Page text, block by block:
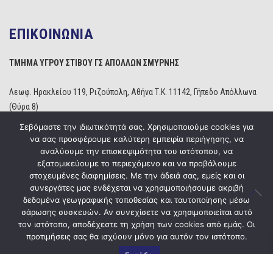
ΕΠΙΚΟΙΝΩΝΙΑ
ΤΜΗΜΑ ΥΓΡΟΥ ΣΤΙΒΟΥ ΓΣ ΑΠΟΛΛΩΝ ΣΜΥΡΝΗΣ
Λεωφ. Ηρακλείου 119, Ριζούπολη, Αθήνα Τ.Κ. 11142, Γήπεδο Απόλλωνα
(Θύρα 8)
Email:info@apollonwaterpolo.gr
www.apollonwaterpolo.gr
Copyright © 2020 ΓΣ Απόλλων Σμύρνης Powered by Five Media
Σεβόμαστε την ιδιωτικότητά σας. Χρησιμοποιούμε cookies για
να σας προσφέρουμε καλύτερη εμπειρία περιήγησης, να
αναλύουμε την επισκεψιμότητα του ιστότοπου, να
εξατομικεύουμε το περιεχόμενο και να προβάλουμε
στοχευμένες διαφημίσεις. Με την άδειά σας, εμείς και οι
συνεργάτες μας ενδέχεται να χρησιμοποιήσουμε ακριβή
δεδομένα γεωγραφικής τοποθεσίας και ταυτοποίησης μέσω
σάρωσης συσκευών. Αν συνεχίσετε να χρησιμοποιείται αυτό
τον ιστότοπο, αποδέχεστε τη χρήση των cookies από εμάς. Οι
προτιμήσεις σας θα ισχύουν μόνο για αυτόν τον ιστότοπο.